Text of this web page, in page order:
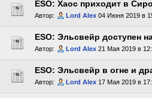
ESO: Хаос приходит в
Автор: Lord Alex 04 Июня 2019 в
ESO: Эльсвейр доступен
Автор: Lord Alex 21 Мая 2019 в
ESO: Эльсвейр в огне и
Автор: Lord Alex 17 Мая 2019 в